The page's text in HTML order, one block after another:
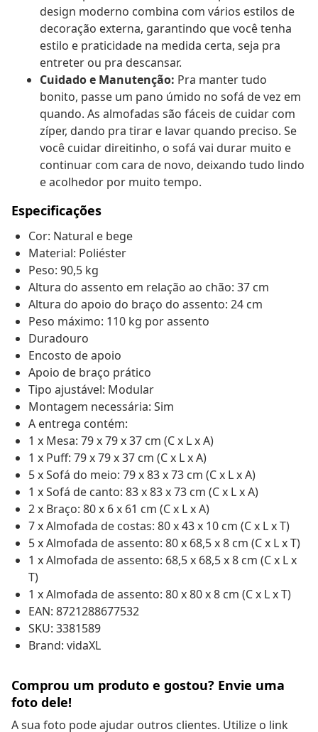
design moderno combina com vários estilos de
decoração externa, garantindo que você tenha
estilo e praticidade na medida certa, seja pra
entreter ou pra descansar.
Cuidado e Manutenção: Pra manter tudo
bonito, passe um pano úmido no sofá de vez em
quando. As almofadas são fáceis de cuidar com
zíper, dando pra tirar e lavar quando preciso. Se
você cuidar direitinho, o sofá vai durar muito e
continuar com cara de novo, deixando tudo lindo
e acolhedor por muito tempo.
Especificações
Cor: Natural e bege
Material: Poliéster
Peso: 90,5 kg
Altura do assento em relação ao chão: 37 cm
Altura do apoio do braço do assento: 24 cm
Peso máximo: 110 kg por assento
Duradouro
Encosto de apoio
Apoio de braço prático
Tipo ajustável: Modular
Montagem necessária: Sim
A entrega contém:
1 x Mesa: 79 x 79 x 37 cm (C x L x A)
1 x Puff: 79 x 79 x 37 cm (C x L x A)
5 x Sofá do meio: 79 x 83 x 73 cm (C x L x A)
1 x Sofá de canto: 83 x 83 x 73 cm (C x L x A)
2 x Braço: 80 x 6 x 61 cm (C x L x A)
7 x Almofada de costas: 80 x 43 x 10 cm (C x L x T)
5 x Almofada de assento: 80 x 68,5 x 8 cm (C x L x T)
1 x Almofada de assento: 68,5 x 68,5 x 8 cm (C x L x
T)
1 x Almofada de assento: 80 x 80 x 8 cm (C x L x T)
EAN: 8721288677532
SKU: 3381589
Brand: vidaXL
Comprou um produto e gostou? Envie uma
foto dele!
A sua foto pode ajudar outros clientes. Utilize o link